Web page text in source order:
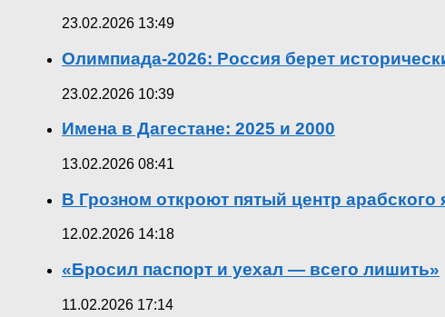
23.02.2026 13:49
Олимпиада-2026: Россия берет
23.02.2026 10:39
Имена в Дагестане: 2025 и 2000
13.02.2026 08:41
В Грозном откроют пятый центр
12.02.2026 14:18
«Бросил паспорт и уехал — всего лишить»
11.02.2026 17:14